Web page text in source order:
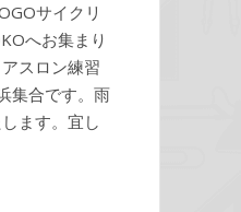
サイクリ
へお集まり
スロン練習
集合です。雨
ます。宜し